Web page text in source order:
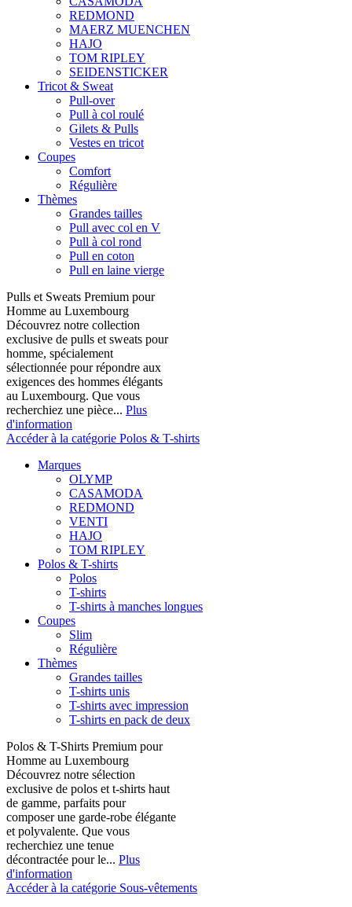
REDMOND
MAERZ MUENCHEN
HAJO
TOM RIPLEY
SEIDENSTICKER
Tricot & Sweat
Pull-over
Pull à col roulé
Gilets & Pulls
Vestes en tricot
Coupes
Comfort
Régulière
Thèmes
Grandes tailles
Pull avec col en V
Pull à col rond
Pull en coton
Pull en laine vierge
Pulls et Sweats Premium pour
Homme au Luxembourg
Découvrez notre collection
exclusive de pulls et sweats pour
homme, spécialement
sélectionnée pour répondre aux
exigences des hommes élégants
au Luxembourg. Que vous
recherchiez une pièce... Plus
d'information
Accéder à la catégorie Polos & T-shirts
Marques
OLYMP
CASAMODA
REDMOND
VENTI
HAJO
TOM RIPLEY
Polos & T-shirts
Polos
T-shirts
T-shirts à manches longues
Coupes
Slim
Régulière
Thèmes
Grandes tailles
T-shirts unis
T-shirts avec impression
T-shirts en pack de deux
Polos & T-Shirts Premium pour
Homme au Luxembourg
Découvrez notre sélection
exclusive de polos et t-shirts haut
de gamme, parfaits pour
composer une garde-robe élégante
et polyvalente. Que vous
recherchiez une tenue
décontractée pour le... Plus
d'information
Accéder à la catégorie Sous-vêtements